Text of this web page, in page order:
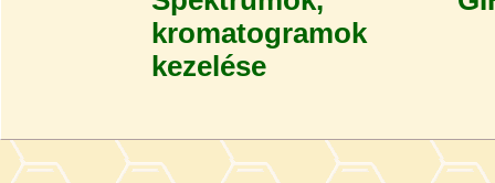
kromatogramok
kezelése